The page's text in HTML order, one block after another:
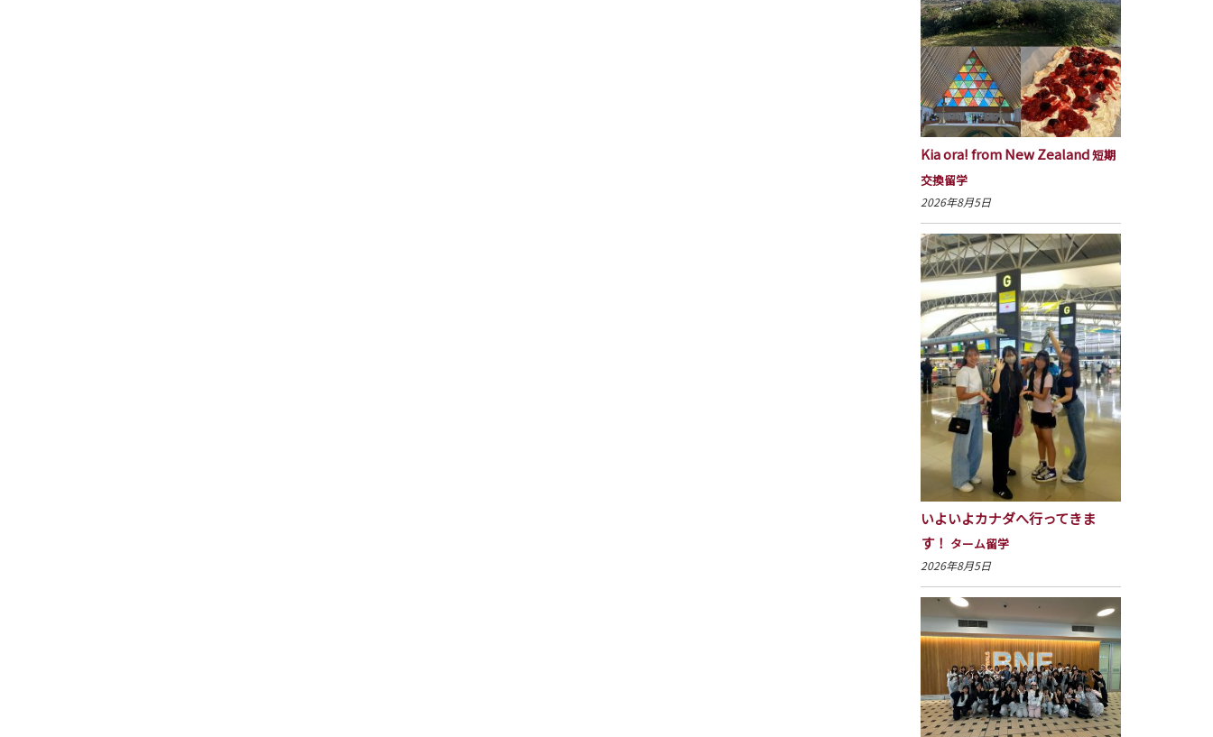
Kia ora! from New Zealand短期
交換留学
2026年8月5日
いよいよカナダへ行ってきま
す！ ターム留学
2026年8月5日